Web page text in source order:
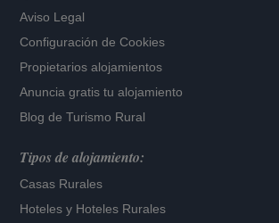
Aviso Legal
Configuración de Cookies
Propietarios alojamientos
Anuncia gratis tu alojamiento
Blog de Turismo Rural
Tipos de alojamiento:
Casas Rurales
Hoteles y Hoteles Rurales